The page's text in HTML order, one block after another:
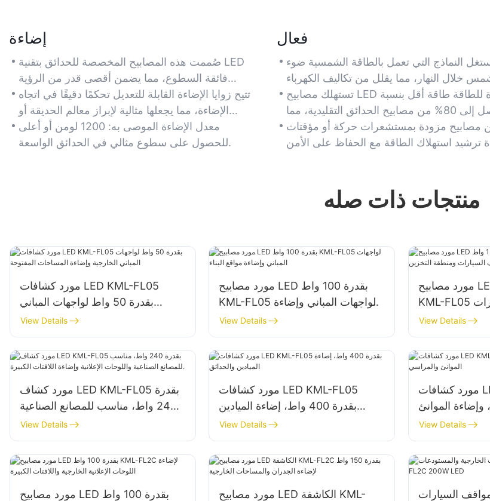
إضاءة
صُممت هذه المصابيح المخصصة للحدائق بتقنية LED
فائقة السطوع، مما يضمن أقصى قدر من الرؤية
والسلامة من خلال إضاءة المساحات الخارجية الكبيرة
مثل الممرات والباحات وأحواض الزهور.
تتيح زوايا الإضاءة القابلة للتعديل تحكمًا دقيقًا في اتجاه
الإضاءة، مما يجعلها مثالية لإبراز معالم الحديقة أو
المناطق الأمنية. معدل الإضاءة الموصى به: 1200 لومن أو أعلى
للحصول على سطوع مثالي في الحدائق الواسعة.
فعال
النماذج التي تعمل بالطاقة الشمسية ضوء
خلال النهار، مما يقلل من تكاليف الكهرباء
ويضمن تشغيلًا صديقًا للبيئة للإضاءة الليلية.
تستهلك مصابيح LED الموفرة للطاقة طاقة أقل بنسبة
تصل إلى 80% من مصابيح الحدائق التقليدية، مما
يجعلها مثالية للاستخدام الخارجي طويل الأمد.
مصابيح مزودة بمستشعرات حركة أو مؤقتات
ترشيد استهلاك الطاقة مع الحفاظ على الأمن
منتجات ذات صله
مورد كشافات LED KML-FL05
بقدرة 50 واط لواجهات المباني
الخارجية وإضاءة المساحات المفتوحة
View Details
مورد مصابيح LED بقدرة 100 واط
KML-FL05 لواجهات المباني وإضاءة
مواقع البناء
View Details
مورد مصابيح LED بقدرة 150 واط
KML-FL05 لإضاءة مواقف السيارات
ومنطقة التخزين
View Details
مورد كشاف LED KML-FL05 بقدرة
240 واط، مناسب للمصانع الصناعية
واللوحات الإعلانية وإضاءة اللافتات
الكبيرة.
View Details
مورد كشافات LED KML-FL05
بقدرة 400 واط، إضاءة الميادين
والحدائق
View Details
مورد كشافات LED KML-FL05
واط، وإضاءة الموانئ
والمراسي
View Details
مورد مصابيح LED بقدرة 100 واط
مورد مصابيح LED الكاشفة KML-
السيارات